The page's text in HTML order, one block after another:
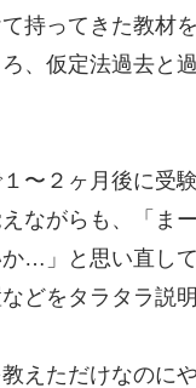
持ってきた教材
、仮定法過去と
１〜２ヶ月後に受
ながらも、「ま
…」と思い直し
どをタラタラ説明
えただけなのに